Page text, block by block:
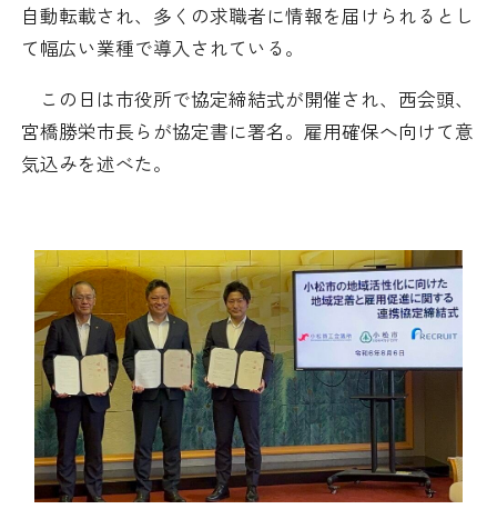
アクセス
所信
自動転載され、多くの求職者に情報を届けられるとし
て幅広い業種で導入されている。
この日は市役所で協定締結式が開催され、西会頭、
宮橋勝栄市長らが協定書に署名。雇用確保へ向けて意
気込みを述べた。